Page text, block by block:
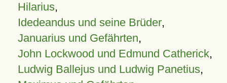
Hilarius,
Idedeandus und seine Brüder,
Januarius und Gefährten,
John Lockwood und Edmund Catherick,
Ludwig Ballejus und Ludwig Panetius,